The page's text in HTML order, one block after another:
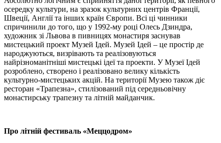
осередку культури, на зразок культурних центрів Франції,
Швеції, Англії та інших країн Європи. Всі ці чинники
спричинили до того, що у 1992-му році Олесь Дзиндра,
художник зі Львова в пивницях монастиря заснував
мистецький проект Музей Ідей. Музей Ідей – це простір де
народжуються, визрівають та реалізовуються
найрізноманітніші мистецькі ідеї та проекти. У Музеї Ідей
розроблено, створено і реалізовано велику кількість
культурно-мистецьких акцій. На території Музею також діє
ресторан «Трапезна», стилізований під середньовічну
монастирську трапезну та літній майданчик.
Про літній фестиваль «Меццодром»